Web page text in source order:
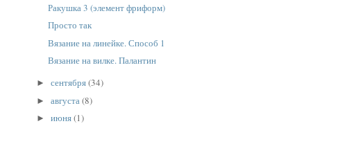
Ракушка 3 (элемент фриформ)
Просто так
Вязание на линейке. Способ 1
Вязание на вилке. Палантин
►сентября(34)
►августа(8)
►июня(1)